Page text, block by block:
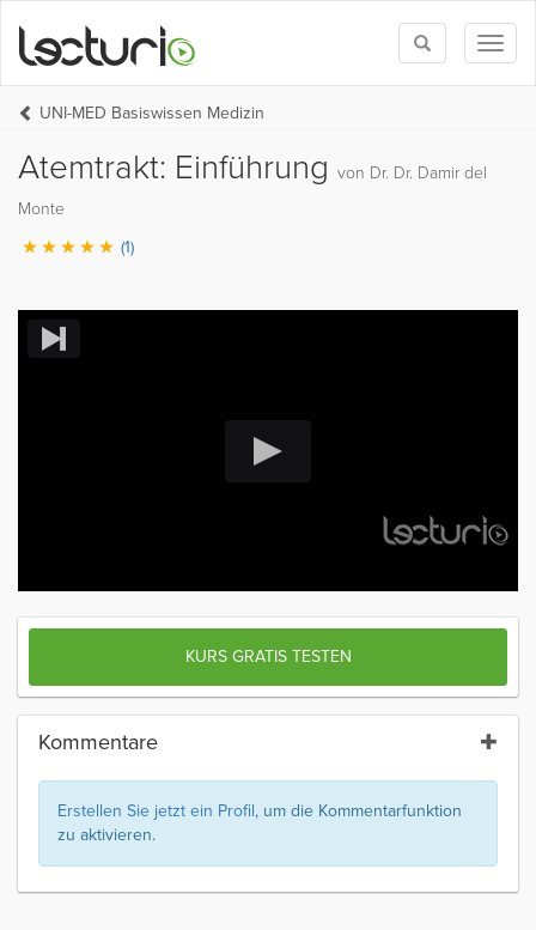
Toggle
search
UNI-MED Basiswissen Medizin
Atemtrakt: Einführung von Dr. Dr. Damir del
Monte
(1)
KURS GRATIS TESTEN
Kommentare
Erstellen Sie jetzt ein Profil, um die Kommentarfunktion
zu aktivieren.